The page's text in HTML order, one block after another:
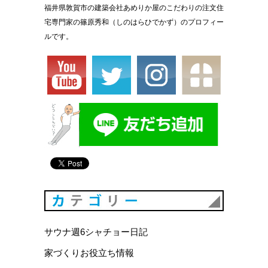
福井県敦賀市の建築会社あめりか屋のこだわりの注文住
宅専門家の篠原秀和（しのはらひでかず）のプロフィー
ルです。
サウナ週6シャチョー日記
家づくりお役立ち情報